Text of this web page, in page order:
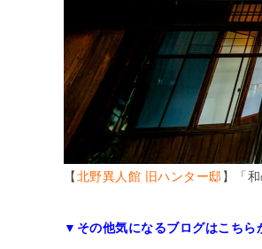
【北野異人館 旧ハンター邸 】「
▼その他気になるブログはこちら